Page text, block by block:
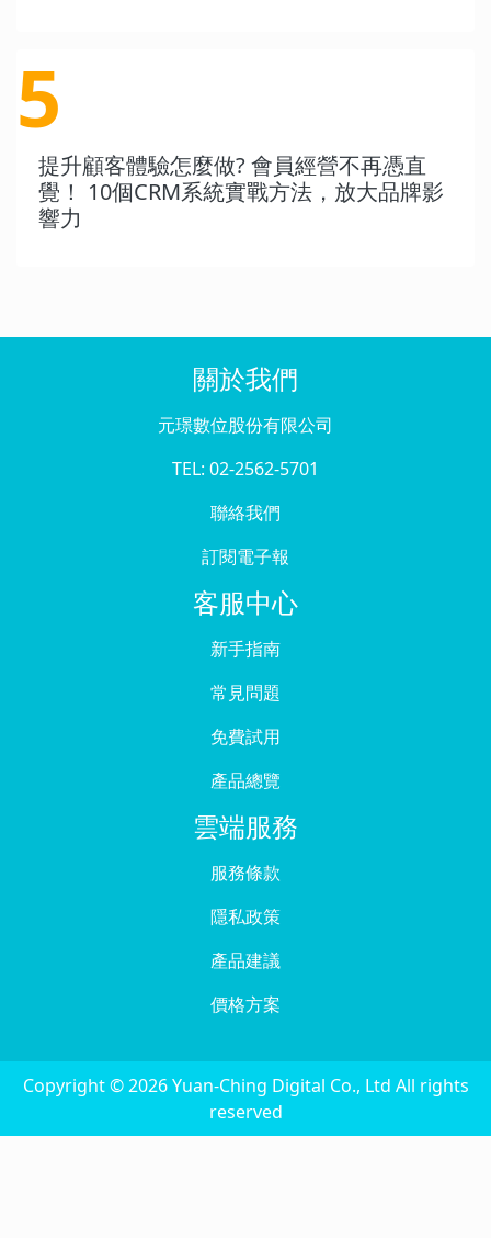
5
提升顧客體驗怎麼做? 會員經營不再憑直
覺！ 10個CRM系統實戰方法，放大品牌影
響力
關於我們
元璟數位股份有限公司
TEL: 02-2562-5701
聯絡我們
訂閱電子報
客服中心
新手指南
常見問題
免費試用
產品總覽
雲端服務
服務條款
隱私政策
產品建議
價格方案
Copyright © 2026 Yuan-Ching Digital Co., Ltd All rights
reserved